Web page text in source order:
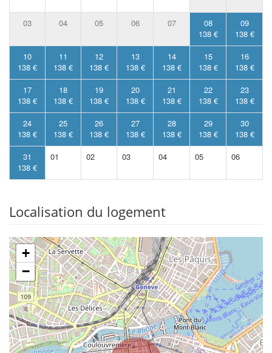
03 04 05 06 07
08
138 €
09
138 €
10
138 €
11
138 €
12
138 €
13
138 €
14
138 €
15
138 €
16
138 €
17
138 €
18
138 €
19
138 €
20
138 €
21
138 €
22
138 €
23
138 €
24
138 €
25
138 €
26
138 €
27
138 €
28
138 €
29
138 €
30
138 €
31
138 €
01 02 03 04 05 06
Localisation du logement
+
−